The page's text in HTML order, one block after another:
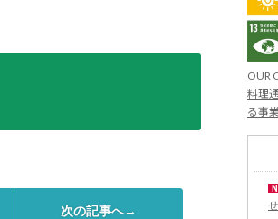
次の記事へ→
OUR
料理
る事
せ